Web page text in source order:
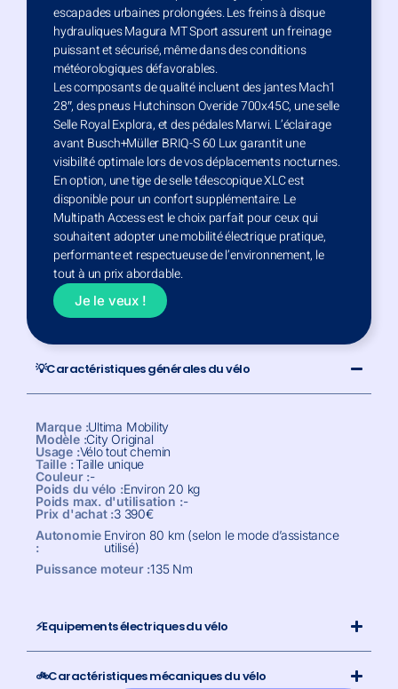
escapades urbaines prolongées. Les freins à disque
hydrauliques Magura MT Sport assurent un freinage
puissant et sécurisé, même dans des conditions
météorologiques défavorables.​
Les composants de qualité incluent des jantes Mach1
28″, des pneus Hutchinson Overide 700x45C, une selle
Selle Royal Explora, et des pédales Marwi. L’éclairage
avant Busch+Müller BRIQ-S 60 Lux garantit une
visibilité optimale lors de vos déplacements nocturnes.​
En option, une tige de selle télescopique XLC est
disponible pour un confort supplémentaire. Le
Multipath Access est le choix parfait pour ceux qui
souhaitent adopter une mobilité électrique pratique,
performante et respectueuse de l’environnement, le
tout à un prix abordable.
Je le veux !
💡Caractéristiques générales du vélo
Marque :Ultima Mobility
Modèle :City Original
Usage :Vélo tout chemin
Taille :Taille unique
Couleur :-
Poids du vélo :Environ 20 kg
Poids max. d'utilisation :-
Prix d'achat :3 390€
Autonomie
:
Environ 80 km (selon le mode d’assistance
utilisé)
Puissance moteur :135 Nm
⚡Equipements électriques du vélo
🚲Caractéristiques mécaniques du vélo